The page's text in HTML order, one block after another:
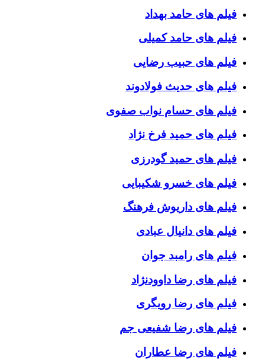
فیلم های حامد بهداد
فیلم های حامد کمیلی
فیلم های حبیب رضایی
فیلم های حدیث فولادوند
فیلم های حسام نواب صفوی
فیلم های حمید فرخ نژاد
فیلم های حمید گودرزی
فیلم های خسرو شکیبایی
فیلم های داریوش فرهنگ
فیلم های دانیال عبادی
فیلم های رامبد جوان
فیلم های رضا داوودنژاد
فیلم های رضا رویگری
فیلم های رضا شفیعی جم
فیلم های رضا عطاران